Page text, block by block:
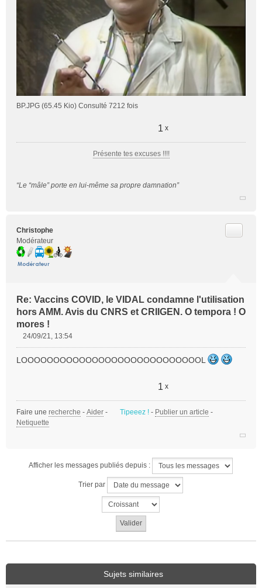
BP.JPG (65.45 Kio) Consulté 7212 fois
1 x
Présente tes excuses !!!!
“Le “mâle” porte en lui-même sa propre damnation”
Christophe
Modérateur
Re: Vaccins COVID, le VIDAL condamne l'utilisation
hors AMM. Avis du CNRS et CRIIGEN. O tempora ! O
mores !
s
n
o
24/09/21, 13:54
LOOOOOOOOOOOOOOOOOOOOOOOOOOOOL
1 x
Faire une recherche - Aider - Tipeeez ! - Publier un article -
Netiquette
Afficher les messages publiés depuis :
Trier par
Sujets similaires